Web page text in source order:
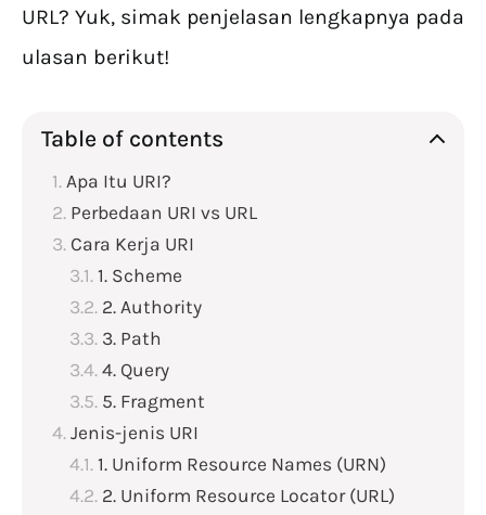
URL? Yuk, simak penjelasan lengkapnya pada
ulasan berikut!
Table of contents
Apa Itu URI?
Perbedaan URI vs URL
Cara Kerja URI
1. Scheme
2. Authority
3. Path
4. Query
5. Fragment
Jenis-jenis URI
1. Uniform Resource Names (URN)
2. Uniform Resource Locator (URL)